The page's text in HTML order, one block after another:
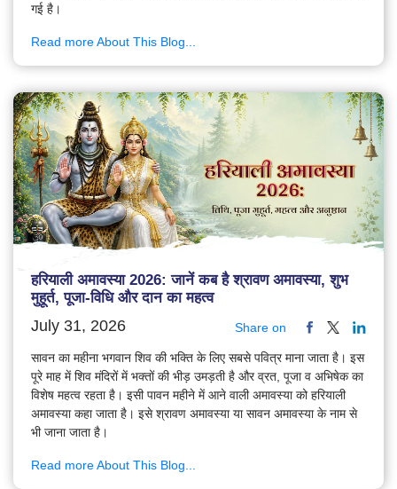
गई है।
Read more About This Blog...
हरियाली अमावस्या 2026: जानें कब है श्रावण अमावस्या, शुभ
मुहूर्त, पूजा-विधि और दान का महत्व
July 31, 2026 Share on
सावन का महीना भगवान शिव की भक्ति के लिए सबसे पवित्र माना जाता है। इस
पूरे माह में शिव मंदिरों में भक्तों की भीड़ उमड़ती है और व्रत, पूजा व अभिषेक का
विशेष महत्व रहता है। इसी पावन महीने में आने वाली अमावस्या को हरियाली
अमावस्या कहा जाता है। इसे श्रावण अमावस्या या सावन अमावस्या के नाम से
भी जाना जाता है।
Read more About This Blog...